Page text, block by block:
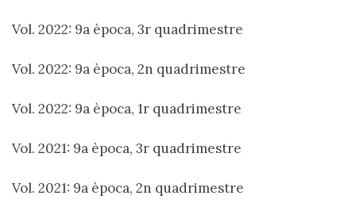
Vol. 2022: 9a època, 3r quadrimestre
Vol. 2022: 9a època, 2n quadrimestre
Vol. 2022: 9a època, 1r quadrimestre
Vol. 2021: 9a època, 3r quadrimestre
Vol. 2021: 9a època, 2n quadrimestre